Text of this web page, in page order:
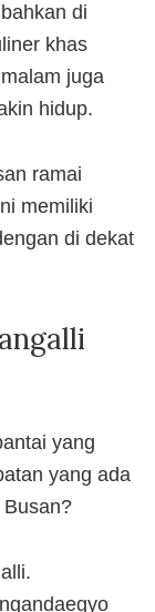
di
khas
juga
hidup.
ramai
memiliki
di dekat
yang
yang ada